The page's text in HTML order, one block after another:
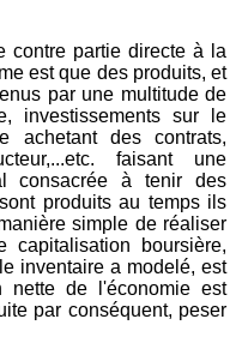
contre partie directe à la
est que des produits, et
par une multitude de
investissements sur le
achetant des contrats,
faisant une
consacrée à tenir des
produits au temps ils
simple de réaliser
boursière,
inventaire a modelé, est
de l'économie est
par conséquent, peser